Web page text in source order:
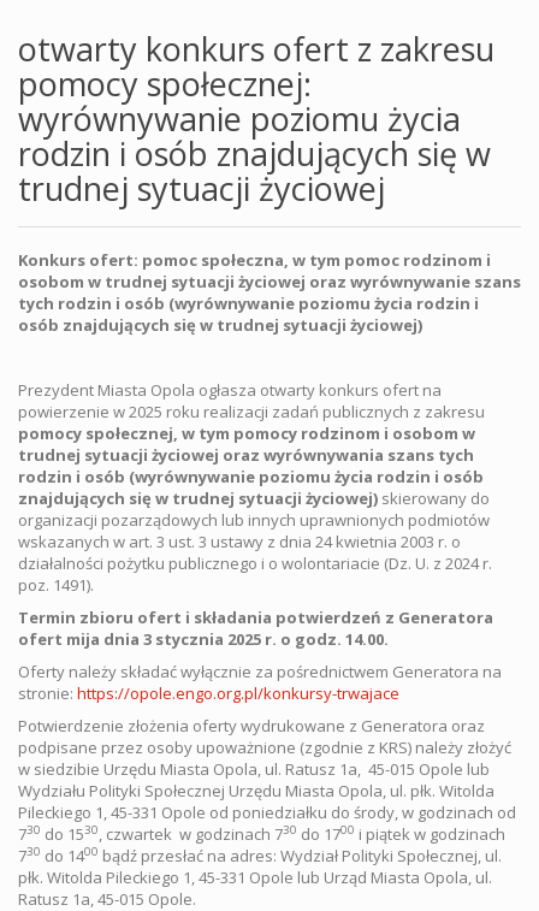
otwarty konkurs ofert z zakresu
pomocy społecznej:
wyrównywanie poziomu życia
rodzin i osób znajdujących się w
trudnej sytuacji życiowej
Konkurs ofert: pomoc społeczna, w tym pomoc rodzinom i
osobom w trudnej sytuacji życiowej oraz wyrównywanie szans
tych rodzin i osób (wyrównywanie poziomu życia rodzin i
osób znajdujących się w trudnej sytuacji życiowej)
Prezydent Miasta Opola ogłasza otwarty konkurs ofert na
powierzenie w 2025 roku realizacji zadań publicznych z zakresu
pomocy społecznej, w tym pomocy rodzinom i osobom w
trudnej sytuacji życiowej oraz wyrównywania szans tych
rodzin i osób (wyrównywanie poziomu życia rodzin i osób
znajdujących się w trudnej sytuacji życiowej) skierowany do
organizacji pozarządowych lub innych uprawnionych podmiotów
wskazanych w art. 3 ust. 3 ustawy z dnia 24 kwietnia 2003 r. o
działalności pożytku publicznego i o wolontariacie (Dz. U. z 2024 r.
poz. 1491).
Termin zbioru ofert i składania potwierdzeń z Generatora
ofert mija dnia 3 stycznia 2025 r. o godz. 14.00.
Oferty należy składać wyłącznie za pośrednictwem Generatora na
stronie: https://opole.engo.org.pl/konkursy-trwajace
Potwierdzenie złożenia oferty wydrukowane z Generatora oraz
podpisane przez osoby upoważnione (zgodnie z KRS) należy złożyć
w siedzibie Urzędu Miasta Opola, ul. Ratusz 1a, 45-015 Opole lub
Wydziału Polityki Społecznej Urzędu Miasta Opola, ul. płk. Witolda
Pileckiego 1, 45-331 Opole od poniedziałku do środy, w godzinach od
730 do 1530, czwartek w godzinach 730 do 1700 i piątek w godzinach
730 do 1400 bądź przesłać na adres: Wydział Polityki Społecznej, ul.
płk. Witolda Pileckiego 1, 45-331 Opole lub Urząd Miasta Opola, ul.
Ratusz 1a, 45-015 Opole.